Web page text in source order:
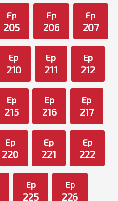
Ep
205
Ep
206
Ep
207
Ep
210
Ep
211
Ep
212
Ep
215
Ep
216
Ep
217
Ep
220
Ep
221
Ep
222
Ep
225
Ep
226